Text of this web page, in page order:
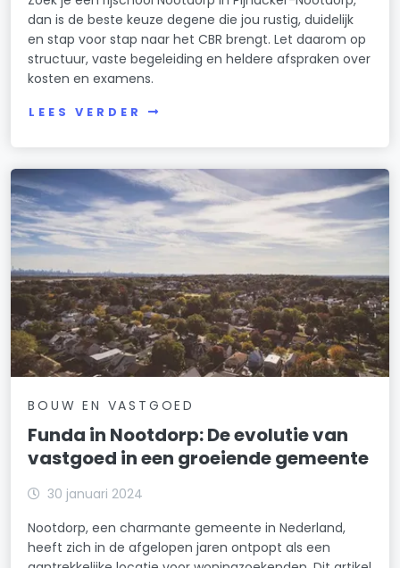
dan is de beste keuze degene die jou rustig, duidelijk
en stap voor stap naar het CBR brengt. Let daarom op
structuur, vaste begeleiding en heldere afspraken over
kosten en examens.
LEES VERDER
BOUW EN VASTGOED
Funda in Nootdorp: De evolutie van
vastgoed in een groeiende gemeente
30 januari 2024
Nootdorp, een charmante gemeente in Nederland,
heeft zich in de afgelopen jaren ontpopt als een